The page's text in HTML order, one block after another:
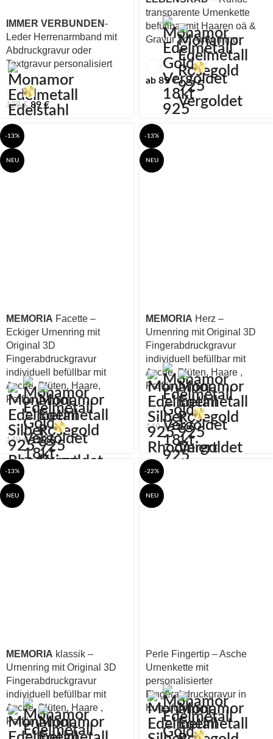
IMMER VERBUNDEN-
Leder Herrenarmband mit
Abdruckgravur oder
Textgravur personalisiert
129€ 89 €
transparente Urnenkette
befüllbar mit Haaren oä &
Gravur am Außenring
ab 89€
-13%
NEU
MEMORIA Facette –
Eckiger Urnenring mit
Original 3D
Fingerabdruckgravur
individuell befüllbar mit
Asche, Blüten, Haare,
Parfüm
149€ 129€
-13%
NEU
MEMORIA Herz –
Urnenring mit Original 3D
Fingerabdruckgravur
individuell befüllbar mit
Asche, Blüten, Haare ,
Parfüm
149€ 129€
-13%
NEU
MEMORIA klassik –
Urnenring mit Original 3D
Fingerabdruckgravur
individuell befüllbar mit
Asche, Blüten, Haare ,
Parfüm
-22%
NEU
Perle Fingertip – Asche
Urnenkette mit
personalisierter
Fingerabdruckgravur in
Kugelform